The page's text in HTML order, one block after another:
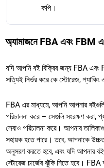
কপি।
অ্যামাজনে FBA এবং FBM
যদি আপনি বই বিক্রির জন্য FBA এবং
সত্যিই নির্ভর করে কে স্টোরেজ, প্যাকিং
FBA এর মাধ্যমে, আপনি আপনার বইগুলি
পরিচালনা করে – সেগুলি সংরক্ষণ করা,
সেবাও পরিচালনা করে। আপনার
সহায়ক হতে পারে। তবে, আপনাকে
অনুসরণ করতে হবে, এবং যদি আপনার
স্টোরেজ চার্জের ঝুঁকি নিতে হবে।